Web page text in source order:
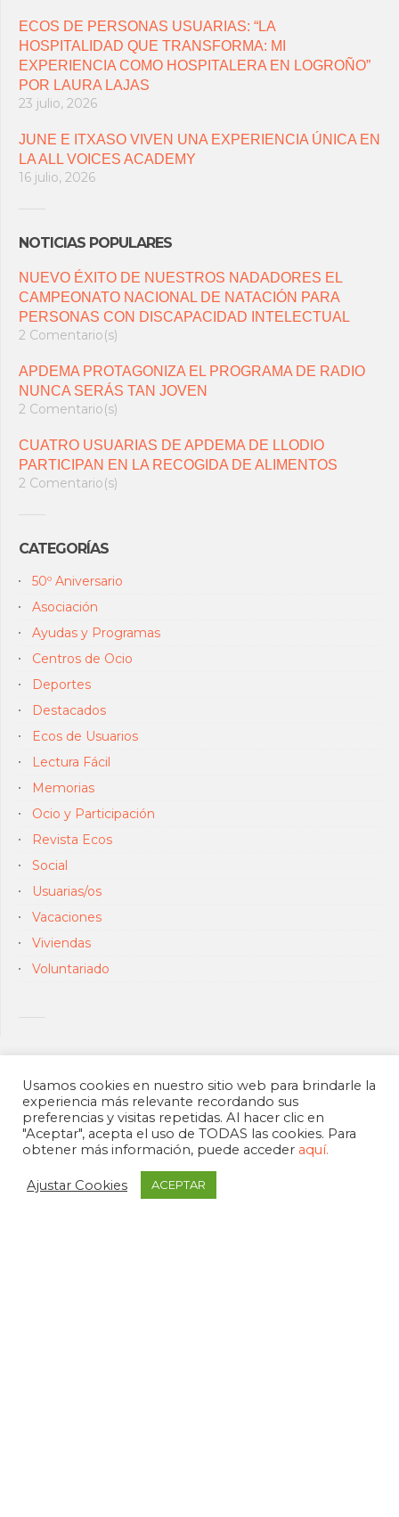
ECOS DE PERSONAS USUARIAS: “LA
HOSPITALIDAD QUE TRANSFORMA: MI
EXPERIENCIA COMO HOSPITALERA EN LOGROÑO”
POR LAURA LAJAS
23 julio, 2026
JUNE E ITXASO VIVEN UNA EXPERIENCIA ÚNICA EN
LA ALL VOICES ACADEMY
16 julio, 2026
NOTICIAS POPULARES
NUEVO ÉXITO DE NUESTROS NADADORES EL
CAMPEONATO NACIONAL DE NATACIÓN PARA
PERSONAS CON DISCAPACIDAD INTELECTUAL
2 Comentario(s)
APDEMA PROTAGONIZA EL PROGRAMA DE RADIO
NUNCA SERÁS TAN JOVEN
2 Comentario(s)
CUATRO USUARIAS DE APDEMA DE LLODIO
PARTICIPAN EN LA RECOGIDA DE ALIMENTOS
2 Comentario(s)
CATEGORÍAS
50º Aniversario
Asociación
Ayudas y Programas
Centros de Ocio
Deportes
Destacados
Ecos de Usuarios
Lectura Fácil
Memorias
Ocio y Participación
Revista Ecos
Social
Usuarias/os
Vacaciones
Viviendas
Voluntariado
Usamos cookies en nuestro sitio web para brindarle la
experiencia más relevante recordando sus
preferencias y visitas repetidas. Al hacer clic en
"Aceptar", acepta el uso de TODAS las cookies. Para
obtener más información, puede acceder aquí.
Ajustar Cookies ACEPTAR